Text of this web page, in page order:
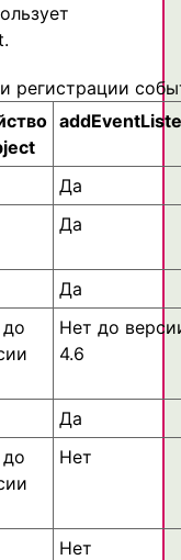
регистрации
Да
Да
Да
Нет до
4.6
Да
Нет
Нет